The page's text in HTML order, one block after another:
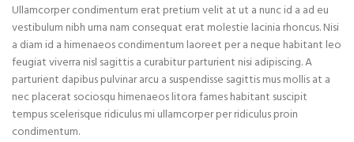
Ullamcorper condimentum erat pretium velit at ut a nunc id a ad eu
vestibulum nibh urna nam consequat erat molestie lacinia rhoncus. Nisi
a diam id a himenaeos condimentum laoreet per a neque habitant leo
feugiat viverra nisl sagittis a curabitur parturient nisi adipiscing. A
parturient dapibus pulvinar arcu a suspendisse sagittis mus mollis at a
nec placerat sociosqu himenaeos litora fames habitant suscipit
tempus scelerisque ridiculus mi ullamcorper per ridiculus proin
condimentum.